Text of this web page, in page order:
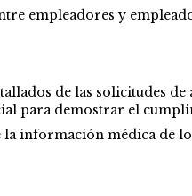
empleadores y
de las solicitudes
para demostrar el
información médica de